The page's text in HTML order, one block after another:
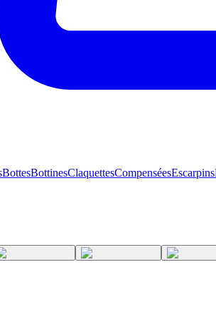
BottesBottinesClaquettesCompenséesEscarpins